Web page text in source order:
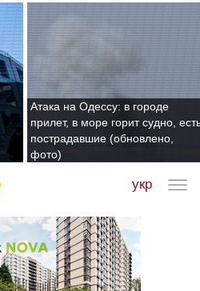
Атака на Одессу: в городе
прилет, в море горит судно,
пострадавшие (обновлено,
фото)
укр